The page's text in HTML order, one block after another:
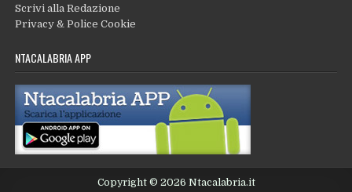
Scrivi alla Redazione
Privacy & Police Cookie
NTACALABRIA APP
Copyright © 2026 Ntacalabria.it